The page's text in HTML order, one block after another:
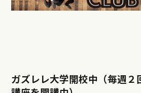
ガズレレ大学開校中（毎週２